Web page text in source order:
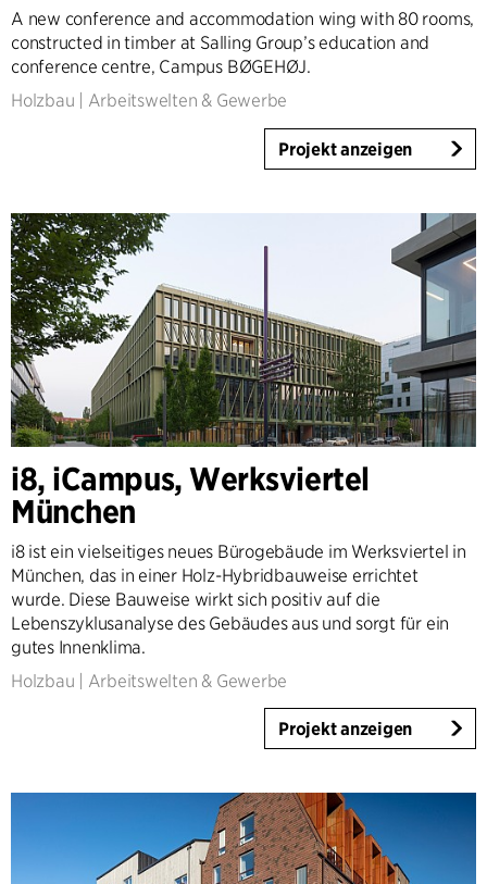
A new conference and accommodation wing with 80 rooms,
constructed in timber at Salling Group’s education and
conference centre, Campus BØGEHØJ.
Holzbau
Arbeitswelten & Gewerbe
Projekt anzeigen
i8, iCampus, Werksviertel
München
i8 ist ein vielseitiges neues Bürogebäude im Werksviertel in
München, das in einer Holz-Hybridbauweise errichtet
wurde. Diese Bauweise wirkt sich positiv auf die
Lebenszyklusanalyse des Gebäudes aus und sorgt für ein
gutes Innenklima.
Holzbau
Arbeitswelten & Gewerbe
Projekt anzeigen